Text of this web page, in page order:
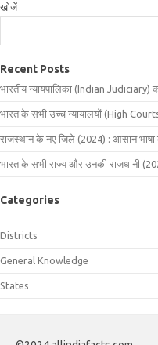
खोजें
Recent Posts
भारतीय न्यायपालिका (Indian Judiciary)
भारत के सभी उच्च न्यायालयों (High
राजस्थान के नए जिले (2024) : आसान भाषा
भारत के सभी राज्य और उनकी राजधानी
Categories
Districts
General Knowledge
States